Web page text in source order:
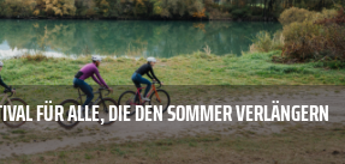
FÜR ALLE, DIE DEN SOMMER VERLÄNGERN